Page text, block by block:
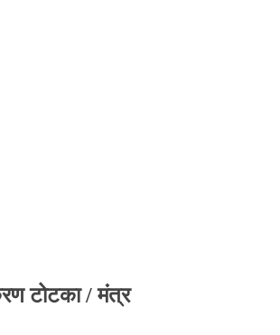
टोटका / मंत्र